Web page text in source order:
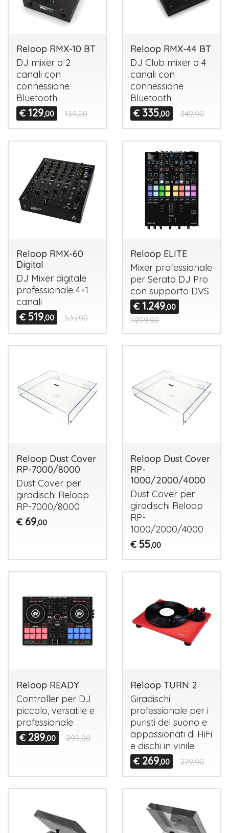
Reloop RMX-10 BT
DJ mixer a 2
canali con
connessione
Bluetooth
€ 129,00 139,00
Reloop RMX-44 BT
DJ Club mixer a 4
canali con
connessione
Bluetooth
€ 335,00 349,00
Reloop RMX-60
Digital
DJ Mixer digitale
professionale 4+1
canali
€ 519,00 535,00
Reloop ELITE
Mixer professionale
per Serato DJ Pro
con supporto DVS
€ 1.249,00
1.299,00
Reloop Dust Cover
RP-7000/8000
Dust Cover per
giradischi Reloop
RP-7000/8000
€ 69,00
Reloop Dust Cover
RP-
1000/2000/4000
Dust Cover per
giradischi Reloop
RP-
1000/2000/4000
€ 55,00
Reloop READY
Controller per DJ
piccolo, versatile e
professionale
€ 289,00 299,00
Reloop TURN 2
Giradischi
professionale per i
puristi del suono e
appassionati di HiFi
e dischi in vinile
€ 269,00 279,00